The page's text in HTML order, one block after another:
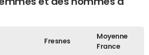
Fresnes
Moyenne
France